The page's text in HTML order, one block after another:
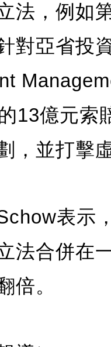
法，例如
對亞省投
13億元索
，並打擊
表示
法合併在
倍。